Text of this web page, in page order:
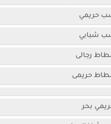
حريمي
شبابي
رجالى
حريمى
بحر